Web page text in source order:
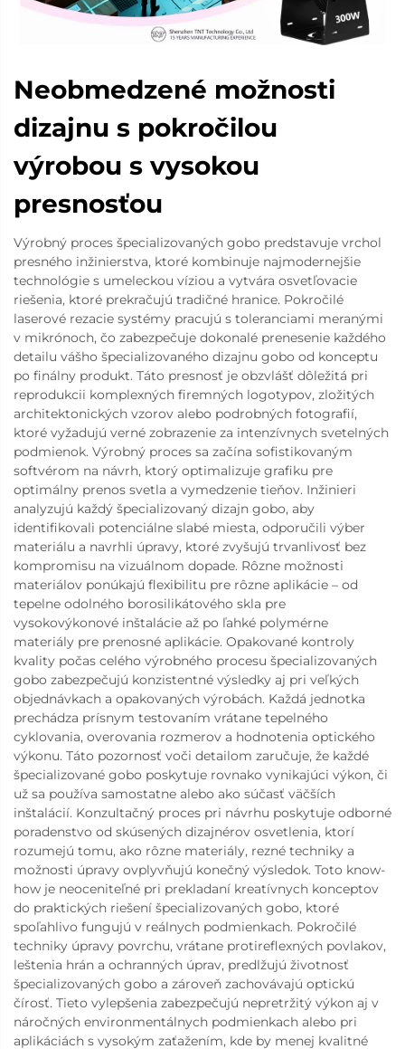
Neobmedzené možnosti
dizajnu s pokročilou
výrobou s vysokou
presnosťou
Výrobný proces špecializovaných gobo predstavuje vrchol
presného inžinierstva, ktoré kombinuje najmodernejšie
technológie s umeleckou víziou a vytvára osvetľovacie
riešenia, ktoré prekračujú tradičné hranice. Pokročilé
laserové rezacie systémy pracujú s toleranciami meranými
v mikrónoch, čo zabezpečuje dokonalé prenesenie každého
detailu vášho špecializovaného dizajnu gobo od konceptu
po finálny produkt. Táto presnosť je obzvlášť dôležitá pri
reprodukcii komplexných firemných logotypov, zložitých
architektonických vzorov alebo podrobných fotografií,
ktoré vyžadujú verné zobrazenie za intenzívnych svetelných
podmienok. Výrobný proces sa začína sofistikovaným
softvérom na návrh, ktorý optimalizuje grafiku pre
optimálny prenos svetla a vymedzenie tieňov. Inžinieri
analyzujú každý špecializovaný dizajn gobo, aby
identifikovali potenciálne slabé miesta, odporučili výber
materiálu a navrhli úpravy, ktoré zvyšujú trvanlivosť bez
kompromisu na vizuálnom dopade. Rôzne možnosti
materiálov ponúkajú flexibilitu pre rôzne aplikácie – od
tepelne odolného borosilikátového skla pre
vysokovýkonové inštalácie až po ľahké polymérne
materiály pre prenosné aplikácie. Opakované kontroly
kvality počas celého výrobného procesu špecializovaných
gobo zabezpečujú konzistentné výsledky aj pri veľkých
objednávkach a opakovaných výrobách. Každá jednotka
prechádza prísnym testovaním vrátane tepelného
cyklovania, overovania rozmerov a hodnotenia optického
výkonu. Táto pozornosť voči detailom zaručuje, že každé
špecializované gobo poskytuje rovnako vynikajúci výkon, či
už sa používa samostatne alebo ako súčasť väčších
inštalácií. Konzultačný proces pri návrhu poskytuje odborné
poradenstvo od skúsených dizajnérov osvetlenia, ktorí
rozumejú tomu, ako rôzne materiály, rezné techniky a
možnosti úpravy ovplyvňujú konečný výsledok. Toto know-
how je neoceniteľné pri prekladaní kreatívnych konceptov
do praktických riešení špecializovaných gobo, ktoré
spoľahlivo fungujú v reálnych podmienkach. Pokročilé
techniky úpravy povrchu, vrátane protireflexných povlakov,
leštenia hrán a ochranných úprav, predlžujú životnosť
špecializovaných gobo a zároveň zachovávajú optickú
čírosť. Tieto vylepšenia zabezpečujú nepretržitý výkon aj v
náročných environmentálnych podmienkach alebo pri
aplikáciách s vysokým zaťažením, kde by menej kvalitné